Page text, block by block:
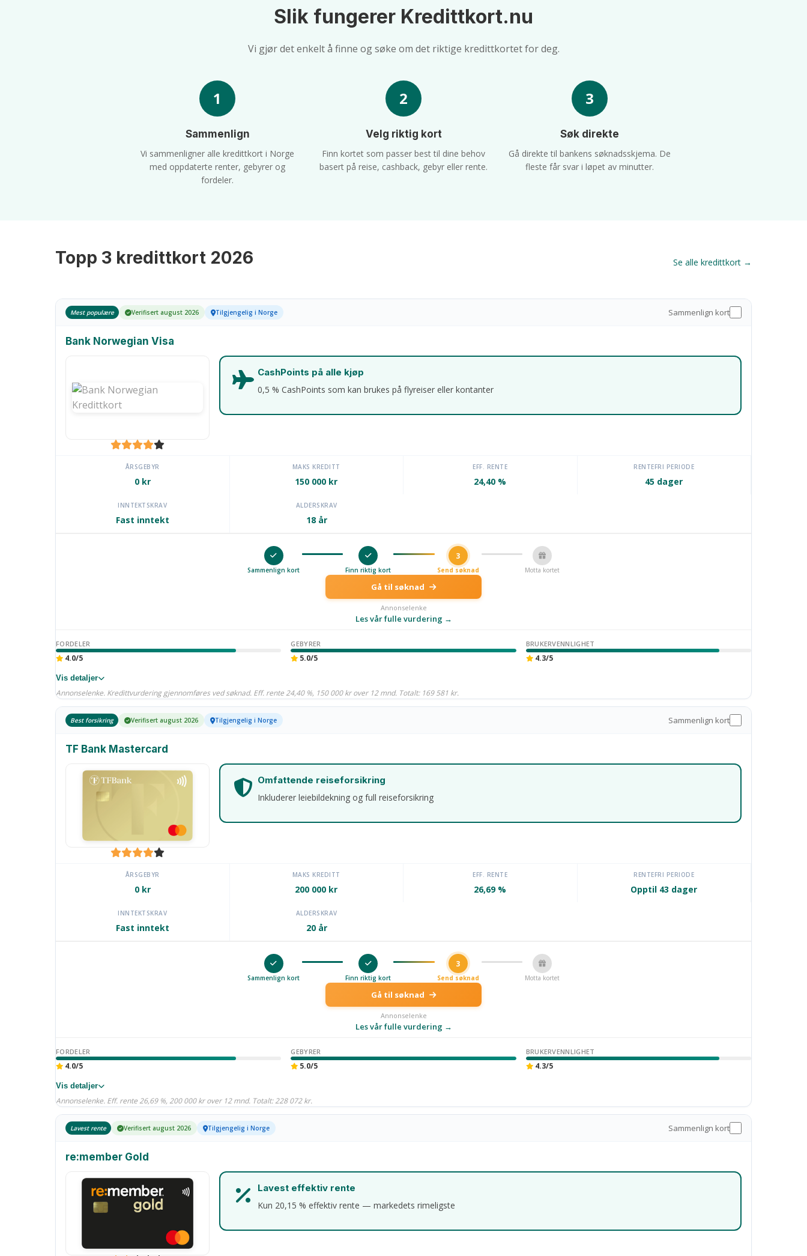
Slik fungerer Kredittkort.nu
Vi gjør det enkelt å finne og søke om det riktige kredittkortet for deg.
1
Sammenlign
Vi sammenligner alle kredittkort i Norge
med oppdaterte renter, gebyrer og
fordeler.
2
Velg riktig kort
Finn kortet som passer best til dine behov
basert på reise, cashback, gebyr eller rente.
3
Søk direkte
Gå direkte til bankens søknadsskjema. De
fleste får svar i løpet av minutter.
Se alle kredittkort →
Mest populære Verifisert august 2026 Tilgjengelig i Norge Sammenlign kort
Bank Norwegian Visa
CashPoints på alle kjøp
0,5 % CashPoints som kan brukes på flyreiser eller kontanter
ÅRSGEBYR
0 kr
MAKS KREDITT
150 000 kr
EFF. RENTE
24,40 %
RENTEFRI PERIODE
45 dager
INNTEKTSKRAV
Fast inntekt
ALDERSKRAV
18 år
Sammenlign kort Finn riktig kort
3
Send søknad Motta kortet
Gå til søknad
Annonselenke
Les vår fulle vurdering →
FORDELER
4.0/5
GEBYRER
5.0/5
BRUKERVENNLIGHET
4.3/5
Vis detaljer
Annonselenke. Kredittvurdering gjennomføres ved søknad. Eff. rente 24,40 %, 150 000 kr over 12 mnd. Totalt: 169 581 kr.
Best forsikring Verifisert august 2026 Tilgjengelig i Norge Sammenlign kort
TF Bank Mastercard
Omfattende reiseforsikring
Inkluderer leiebildekning og full reiseforsikring
ÅRSGEBYR
0 kr
MAKS KREDITT
200 000 kr
EFF. RENTE
26,69 %
RENTEFRI PERIODE
Opptil 43 dager
INNTEKTSKRAV
Fast inntekt
ALDERSKRAV
20 år
Sammenlign kort Finn riktig kort
3
Send søknad Motta kortet
Gå til søknad
Annonselenke
Les vår fulle vurdering →
FORDELER
4.0/5
GEBYRER
5.0/5
BRUKERVENNLIGHET
4.3/5
Vis detaljer
Annonselenke. Eff. rente 26,69 %, 200 000 kr over 12 mnd. Totalt: 228 072 kr.
Lavest rente Verifisert august 2026 Tilgjengelig i Norge Sammenlign kort
re:member Gold
Lavest effektiv rente
Kun 20,15 % effektiv rente — markedets rimeligste